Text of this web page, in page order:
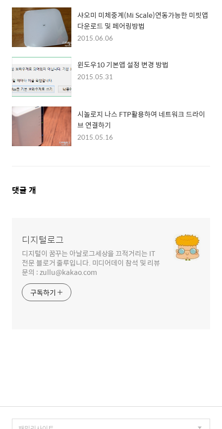
샤오미 미체중계(Mi Scale)연동가능한 미핏앱
다운로드 및 페어링방법
2015.06.06
윈도우10 기본앱 설정 변경 방법
2015.05.31
시놀로지 나스 FTP활용하여 네트워크 드라이
브 연결하기
2015.05.16
댓
댓글 개
디지털로그
디지털이 꿈꾸는 아날로그세상을 끄적거리는 IT
전문 블로거 줄루입니다. 미디어데이 참석 및 리뷰
문의 : zullu@kakao.com
구독하기